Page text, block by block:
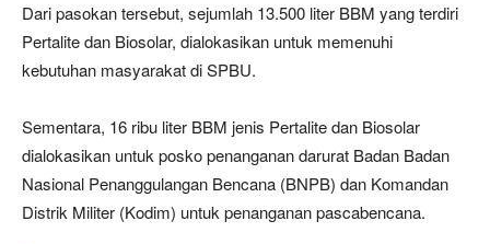
Dari pasokan tersebut, sejumlah 13.500 liter BBM yang terdiri
Pertalite dan Biosolar, dialokasikan untuk memenuhi
kebutuhan masyarakat di SPBU.
Sementara, 16 ribu liter BBM jenis Pertalite dan Biosolar
dialokasikan untuk posko penanganan darurat Badan Badan
Nasional Penanggulangan Bencana (BNPB) dan Komandan
Distrik Militer (Kodim) untuk penanganan pascabencana.